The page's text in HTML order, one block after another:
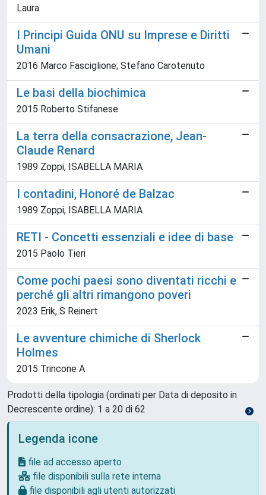
Laura
I Principi Guida ONU su Imprese e Diritti
Umani
2016 Marco Fasciglione; Stefano Carotenuto
Le basi della biochimica
2015 Roberto Stifanese
La terra della consacrazione, Jean-
Claude Renard
1989 Zoppi, ISABELLA MARIA
I contadini, Honoré de Balzac
1989 Zoppi, ISABELLA MARIA
RETI - Concetti essenziali e idee di base
2015 Paolo Tieri
Come pochi paesi sono diventati ricchi e
perché gli altri rimangono poveri
2023 Erik, S Reinert
Le avventure chimiche di Sherlock
Holmes
2015 Trincone A
Prodotti della tipologia (ordinati per Data di deposito in
Decrescente ordine): 1 a 20 di 62
Legenda icone
file ad accesso aperto
file disponibili sulla rete interna
file disponibili agli utenti autorizzati